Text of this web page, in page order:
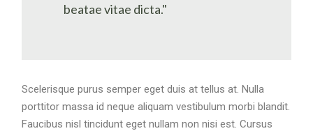
beatae vitae dicta."
Scelerisque purus semper eget duis at tellus at. Nulla
porttitor massa id neque aliquam vestibulum morbi blandit.
Faucibus nisl tincidunt eget nullam non nisi est. Cursus